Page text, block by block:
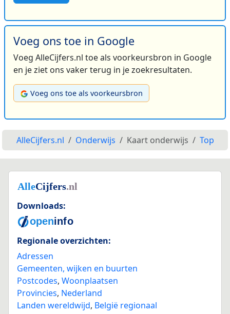
Voeg ons toe in Google
Voeg AlleCijfers.nl toe als voorkeursbron in Google
en je ziet ons vaker terug in je zoekresultaten.
Voeg ons toe als voorkeursbron
AlleCijfers.nl Onderwijs Kaart onderwijs Top
Downloads:
Regionale overzichten:
Adressen
Gemeenten, wijken en buurten
Postcodes, Woonplaatsen
Provincies, Nederland
Landen wereldwijd, België regionaal